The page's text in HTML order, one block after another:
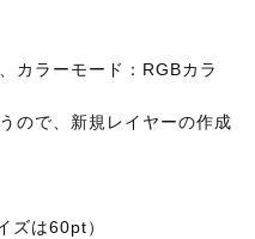
カラーモード：RGBカラ
ので、新規レイヤーの作成
ズは60pt）